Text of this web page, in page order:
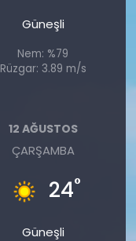
Güneşli
Nem: %79
Rüzgar: 3.89 m/s
12 AĞUSTOS
ÇARŞAMBA
24°
Güneşli